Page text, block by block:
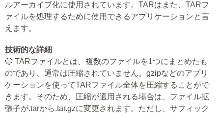
ルアーカイブ化に使用されています。TARはまた、TARフ
ァイルを処理するために使用できるアプリケーションと言
えます。
技術的な詳細
🔵 TARファイルとは、複数のファイルを1つにまとめたも
のであり、通常は圧縮されていません。gzipなどのアプリ
ケーションを使ってTARファイル全体を圧縮することがで
きます。そのため、圧縮が適用される場合は、ファイル拡
張子が.tarから.tar.gzに変更されます。ただし、サフィック